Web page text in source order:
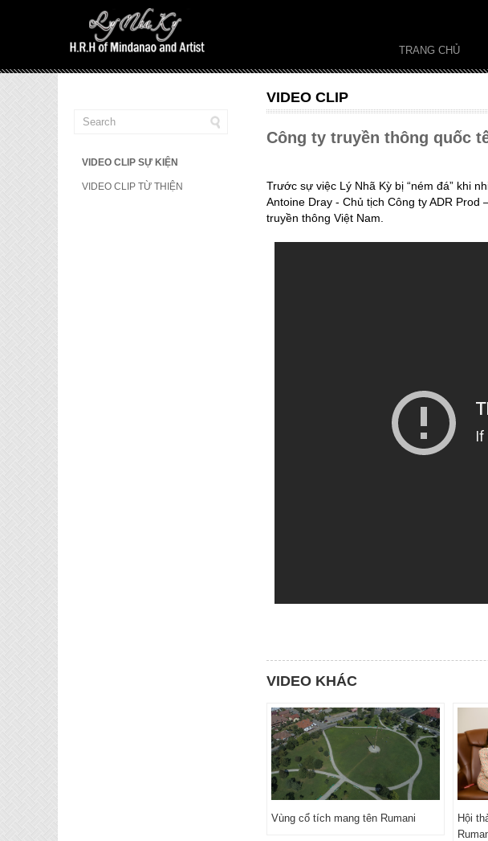
TRANG CHỦ
VIDEO CLIP SỰ KIỆN
VIDEO CLIP TỪ THIỆN
VIDEO CLIP
Công ty truyền thông quốc
Trước sự việc Lý Nhã Kỳ bị “ném đá” khi
Antoine Dray - Chủ tịch Công ty ADR
truyền thông Việt Nam.
VIDEO KHÁC
Vùng cổ tích mang tên Rumani
Hội